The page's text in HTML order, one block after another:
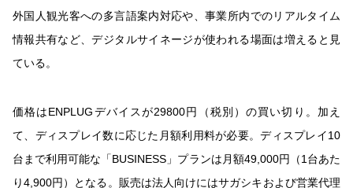
外国人観光客への多言語案内対応や、事業所内でのリアルタイム
情報共有など、デジタルサイネージが使われる場面は増えると見
ている。
価格はENPLUGデバイスが29800円（税別）の買い切り。加え
て、ディスプレイ数に応じた月額利用料が必要。ディスプレイ10
台まで利用可能な「BUSINESS」プランは月額49,000円（1台あた
り4,900円）となる。販売は法人向けにはサガシキおよび営業代理